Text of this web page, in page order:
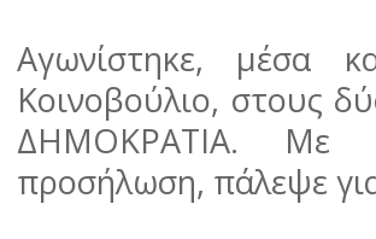
Αγωνίστηκε, μέσα
Κοινοβούλιο, στους
ΔΗΜΟΚΡΑΤΙΑ. Με
προσήλωση, πάλεψε